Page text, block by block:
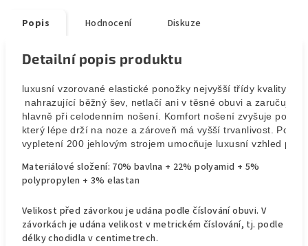
Popis Hodnocení Diskuze
Detailní popis produktu
luxusní vzorované elastické ponožky nejvyšší třídy kvality.
nahrazující běžný šev, netlačí ani v těsné obuvi a zaručuje
hlavně při celodenním nošení. Komfort nošení zvyšuje
který lépe drží na noze a zároveň má vyšší trvanlivost.
vypletení 200 jehlovým strojem umocňuje luxusní vzhled
Materiálové složení: 70% bavlna + 22% polyamid + 5%
polypropylen + 3% elastan
Velikost před závorkou je udána podle číslování obuvi. V
závorkách je udána velikost v metrickém číslování, tj. podle
délky chodidla v centimetrech.